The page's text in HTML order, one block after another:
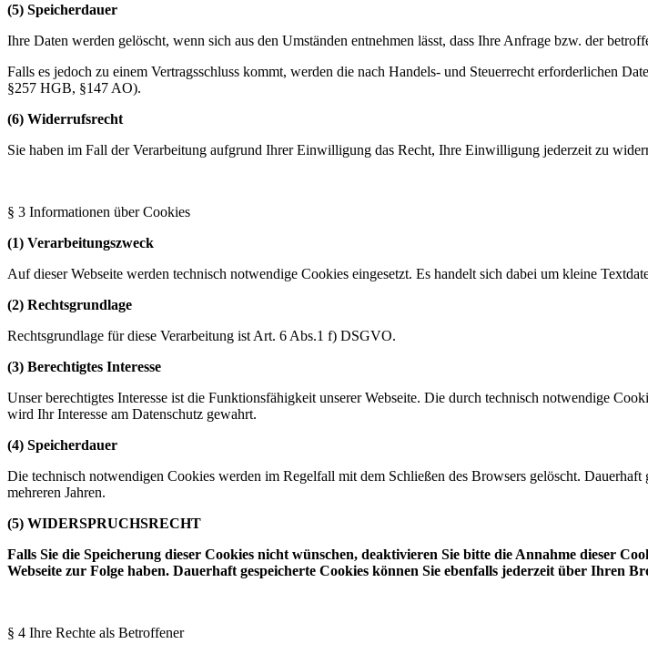
(5) Speicherdauer
Ihre Daten werden gelöscht, wenn sich aus den Umständen entnehmen lässt, dass Ihre Anfrage bzw. der
Falls es jedoch zu einem Vertragsschluss kommt, werden die nach Handels- und Steuerrecht erforderlichen
§257 HGB, §147 AO).
(6) Widerrufsrecht
Sie haben im Fall der Verarbeitung aufgrund Ihrer Einwilligung das Recht, Ihre Einwilligung jederzeit zu
§ 3 Informationen über Cookies
(1) Verarbeitungszweck
Auf dieser Webseite werden technisch notwendige Cookies eingesetzt. Es handelt sich dabei um kleine
(2) Rechtsgrundlage
Rechtsgrundlage für diese Verarbeitung ist Art. 6 Abs.1 f) DSGVO.
(3) Berechtigtes Interesse
Unser berechtigtes Interesse ist die Funktionsfähigkeit unserer Webseite. Die durch technisch notwendige
wird Ihr Interesse am Datenschutz gewahrt.
(4) Speicherdauer
Die technisch notwendigen Cookies werden im Regelfall mit dem Schließen des Browsers gelöscht.
mehreren Jahren.
(5) WIDERSPRUCHSRECHT
Falls Sie die Speicherung dieser Cookies nicht wünschen, deaktivieren Sie bitte die Annahme dieser
Webseite zur Folge haben. Dauerhaft gespeicherte Cookies können Sie ebenfalls jederzeit über Ihren
§ 4 Ihre Rechte als Betroffener